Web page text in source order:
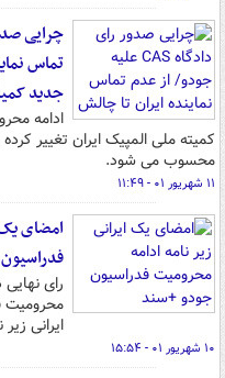
تماس
جدید
ادامه
کمیته ملی المپیک ایران تغییر
محسوب می شود.
۱۱ شهریور ۰۱ - ۱۱:۴۹
امضای
رای
محرومیت
ایرانی
۱۰ شهریور ۰۱ - ۱۵:۵۴